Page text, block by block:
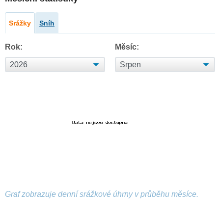
Srážky Sníh
Rok: Měsíc:
Graf zobrazuje denní srážkové úhrny v průběhu měsíce.